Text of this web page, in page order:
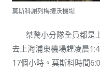
莫斯科謝列梅捷沃機場
桀驁小分隊全員都是
去上海浦東機場趕凌晨
17個小時。莫斯科時間